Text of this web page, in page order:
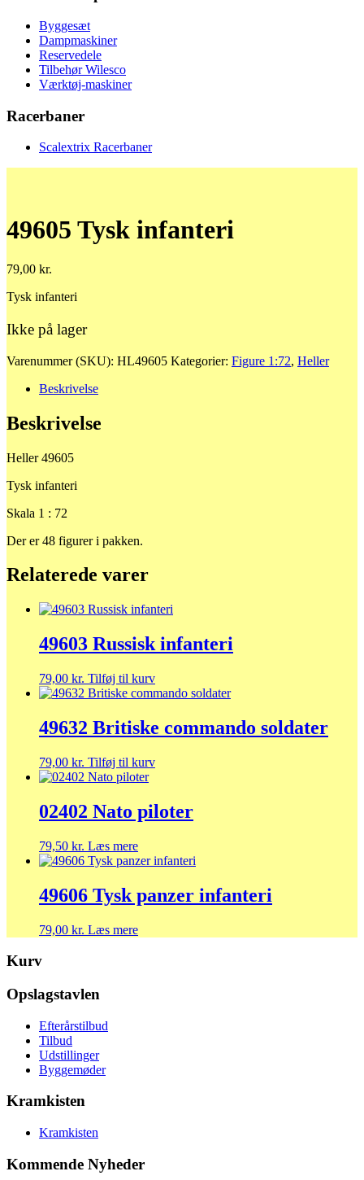
Byggesæt
Dampmaskiner
Reservedele
Tilbehør Wilesco
Værktøj-maskiner
Racerbaner
Scalextrix Racerbaner
49605 Tysk infanteri
79,00 kr.
Tysk infanteri
Ikke på lager
Varenummer (SKU): HL49605 Kategorier: Figure 1:72, Heller
Beskrivelse
Beskrivelse
Heller 49605
Tysk infanteri
Skala 1 : 72
Der er 48 figurer i pakken.
Relaterede varer
49603 Russisk infanteri
79,00 kr. Tilføj til kurv
49632 Britiske commando soldater
79,00 kr. Tilføj til kurv
02402 Nato piloter
79,50 kr. Læs mere
49606 Tysk panzer infanteri
79,00 kr. Læs mere
Kurv
Opslagstavlen
Efterårstilbud
Tilbud
Udstillinger
Byggemøder
Kramkisten
Kramkisten
Kommende Nyheder